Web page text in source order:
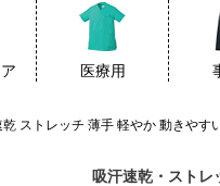
医療用
ストレッチ 薄手 軽やか 動きや
吸汗速乾・ストレ